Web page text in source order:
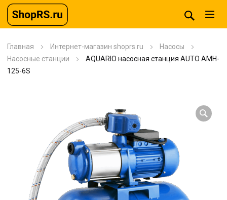
Главная Интернет-магазин shoprs.ru
Насосы
Насосные станции
AQUARIO насосная станция AUTO AMH-
125-6S